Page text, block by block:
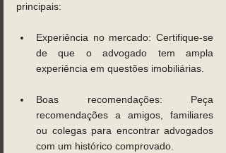
principais:
Experiência no mercado: Certifique-se
de que o advogado tem ampla
experiência em questões imobiliárias.
Boas recomendações: Peça
recomendações a amigos, familiares
ou colegas para encontrar advogados
com um histórico comprovado.